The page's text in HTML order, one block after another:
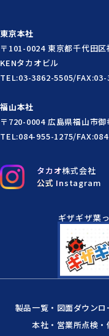
タカオ株式会社
公式 Instagram
東京本社
〒101-0024 東京都千代田
KENタカオビル
TEL:03-3862-5505/
福山本社
〒720-0004 広島県福山市
TEL:084-955-1275/
ギザギザ葉
製品一覧・図面ダウンロ
本社・営業所点検・